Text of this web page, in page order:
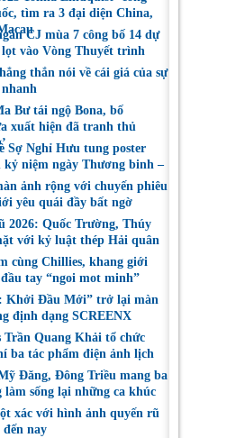
tìm ra 3 đại diện China,
CJ mùa 7 công bố 14 dự
vào Vòng Thuyết trình
thắn nói về cái giá của sự
Bư tái ngộ Bona, bố
xuất hiện đã tranh thủ
Sợ Nghỉ Hưu tung poster
kỷ niệm ngày Thương binh –
ảnh rộng với chuyến phiêu
yêu quái đầy bất ngờ
2026: Quốc Trường, Thúy
với kỷ luật thép Hải quân
cùng Chillies, khang giới
tay “ngoi mot minh”
Khởi Đầu Mới” trở lại màn
định dạng SCREENX
Trần Quang Khải tổ chức
ba tác phẩm điện ảnh lịch
Đăng, Đông Triều mang ba
làm sống lại những ca khúc
xác với hình ảnh quyến rũ
nay